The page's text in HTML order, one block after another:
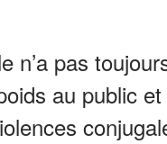
n’a pas
au public